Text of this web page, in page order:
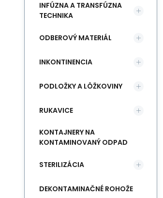
INFÚZNA A TRANSFÚZNA
TECHNIKA
ODBEROVÝ MATERIÁL
INKONTINENCIA
PODLOŽKY A LÔŽKOVINY
RUKAVICE
KONTAJNERY NA
KONTAMINOVANÝ ODPAD
STERILIZÁCIA
DEKONTAMINAČNÉ ROHOŽE